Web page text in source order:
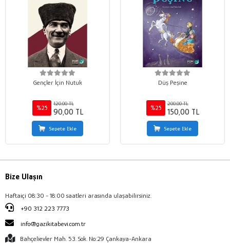
Gençler İçin Nutuk
%25
120,00 TL
90,00 TL
Sepete Ekle
Düş Peşine
%25
200,00 TL
150,00 TL
Sepete Ekle
Bize Ulaşın
Haftaiçi 08:30 - 18:00 saatleri arasında ulaşabilirsiniz.
+90 312 223 7773
info@gazikitabevi.com.tr
Bahçelievler Mah. 53. Sok. No:29 Çankaya-Ankara